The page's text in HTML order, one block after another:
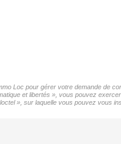
Loc pour gérer votre demande de
et libertés », vous pouvez
», sur laquelle vous pouvez vous